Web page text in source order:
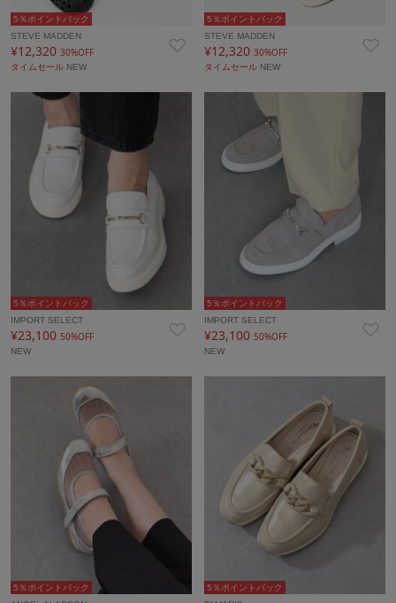
5％ポイントバック
STEVE MADDEN
¥12,320 30%OFF
タイムセール NEW
5％ポイントバック
STEVE MADDEN
¥12,32030%OFF
タイムセール NEW
5％ポイントバック
IMPORT SELECT
¥23,100 50%OFF
NEW
5％ポイントバック
IMPORT SELECT
¥23,10050%OFF
NEW
5％ポイントバック
5％ポイントバック